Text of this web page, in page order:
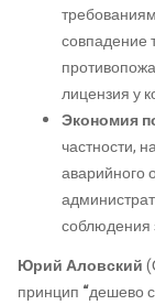
совпадение
лицензия у
Экономия
частности,
аварийного
соблюдения
Юрий Аловский
принцип “дешево